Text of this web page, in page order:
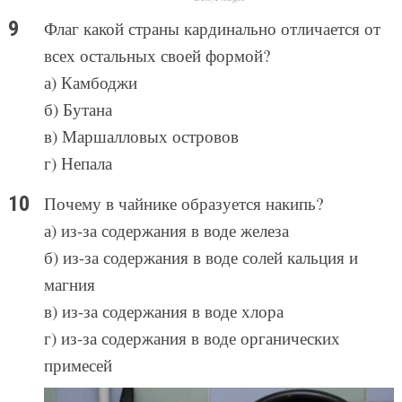
Флаг какой страны кардинально отличается от
всех остальных своей формой?
а) Камбоджи
б) Бутана
в) Маршалловых островов
г) Непала
Почему в чайнике образуется накипь?
а) из-за содержания в воде железа
б) из-за содержания в воде солей кальция и
магния
в) из-за содержания в воде хлора
г) из-за содержания в воде органических
примесей